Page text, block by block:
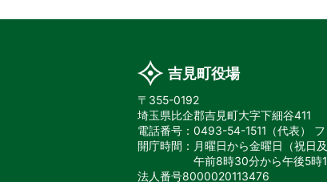
吉見町役場
〒355-0192
埼玉県比企郡吉見町大字下細谷411
電話番号：0493-54-1511（代表）
開庁時間：月曜日から金曜日
（祝日
午前8時30分から午後5時
法人番号8000020113476